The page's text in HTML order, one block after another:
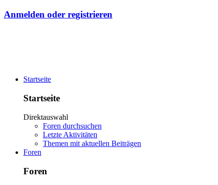
Anmelden oder registrieren
Startseite
Startseite
Direktauswahl
Foren durchsuchen
Letzte Aktivitäten
Themen mit aktuellen Beiträgen
Foren
Foren